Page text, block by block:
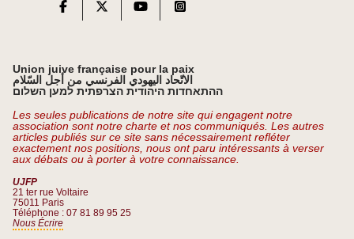
Union juive française pour la paix
الاتّحاد اليهودي الفرنسي من أجل السّلام
ההתאחדות היהודית הצרפתית למען השלום
Les seules publications de notre site qui engagent notre
association sont notre charte et nos communiqués. Les autres
articles publiés sur ce site sans nécessairement refléter
exactement nos positions, nous ont paru intéressants à verser
aux débats ou à porter à votre connaissance.
UJFP
21 ter rue Voltaire
75011 Paris
Téléphone : 07 81 89 95 25
Nous Écrire